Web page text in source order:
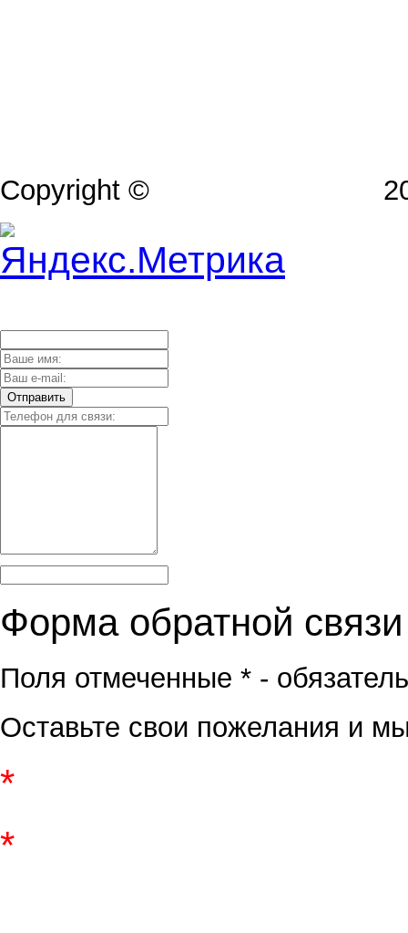
Copyright ©
Отправить
Форма обратной
Поля отмеченные * -
Оставьте свои пожелания и
*
*